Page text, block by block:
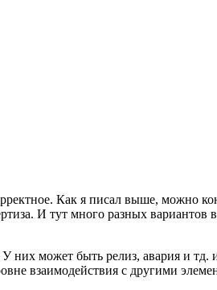
Как я писал выше, можно
И тут много разных
них может быть релиз, авария и
взаимодействия с другими